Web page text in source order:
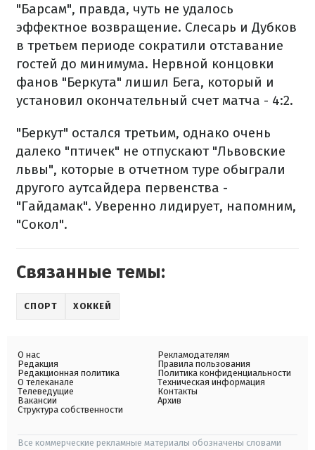
"Барсам", правда, чуть не удалось
эффектное возвращение. Слесарь и Дубков
в третьем периоде сократили отставание
гостей до минимума. Нервной концовки
фанов "Беркута" лишил Бега, который и
установил окончательный счет матча - 4:2.
"Беркут" остался третьим, однако очень
далеко "птичек" не отпускают "Львовские
львы", которые в отчетном туре обыграли
другого аутсайдера первенства -
"Гайдамак". Уверенно лидирует, напомним,
"Сокол".
Связанные темы:
СПОРТ ХОККЕЙ
О нас
Редакция
Редакционная политика
О телеканале
Телеведущие
Вакансии
Структура собственности
Рекламодателям
Правила пользования
Политика конфиденциальности
Техническая информация
Контакты
Архив
Все коммерческие рекламные материалы обозначены словами